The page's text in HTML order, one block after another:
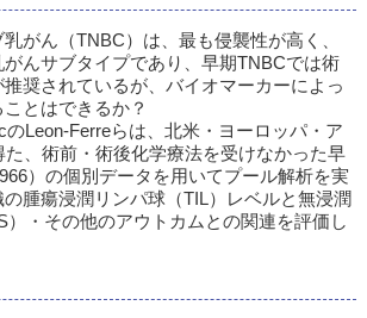
がん（TNBC）は、最も侵襲性が高く、
んサブタイプであり、早期TNBCでは術
奨されているが、バイオマーカーによっ
とはできるか？
のLeon-Ferreらは、北米・ヨーロッパ・ア
た、術前・術後化学療法を受けなかった早
）の個別データを用いてプール解析を実
腫瘍浸潤リンパ球（TIL）レベルと無浸潤
）・その他のアウトカムとの関連を評価し